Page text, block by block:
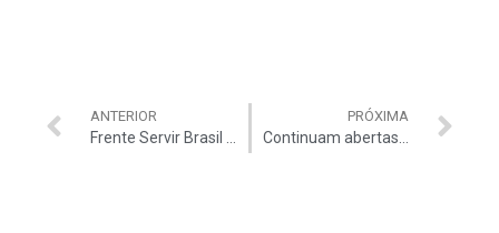
ANTERIOR
Frente Servir Brasil elabora cartilha sobre a Reforma Administrativa e pede apoio para divulgar o documento aos parlamentares
PRÓXIMA
Continuam abertas as inscrições para a Semana de Produtividade do TCU